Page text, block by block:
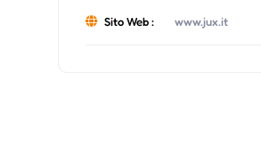
Sito Web : www.jux.it